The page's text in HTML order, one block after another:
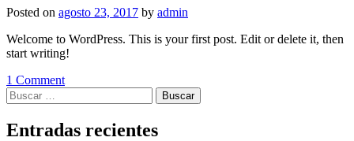
Posted on agosto 23, 2017 by admin
Welcome to WordPress. This is your first post. Edit or delete it, then
start writing!
1 Comment
Posts
navigation
Buscar:
Entradas recientes